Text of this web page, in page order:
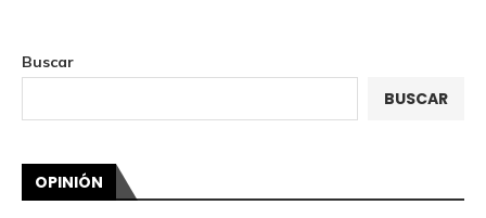
Buscar
BUSCAR
OPINIÓN